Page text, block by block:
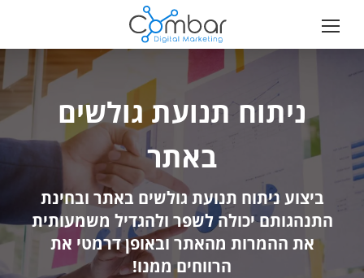
ניתוח תנועת גולשים
באתר
ביצוע ניתוח תנועת גולשים באתר ובחינת
התנהגותם יכולה לשפר ולהגדיל משמעותית
את ההמרות מהאתר ובאופן דרמטי את
הרווחים ממנו!